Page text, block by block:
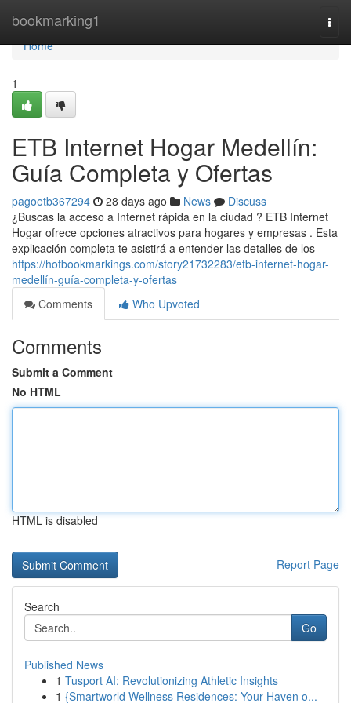
bookmarking1
Home
Home
1
ETB Internet Hogar Medellín:
Guía Completa y Ofertas
pagoetb367294 28 days ago News
Discuss
¿Buscas la acceso a Internet rápida en la ciudad ? ETB Internet
Hogar ofrece opciones atractivos para hogares y empresas . Esta
explicación completa te asistirá a entender las detalles de los
https://hotbookmarkings.com/story21732283/etb-internet-hogar-
medellín-guía-completa-y-ofertas
Comments
Who Upvoted
Comments
Submit a Comment
No HTML
HTML is disabled
Report Page
Search
Go
Published News
1 Tusport AI: Revolutionizing Athletic Insights
1 {Smartworld Wellness Residences: Your Haven o...